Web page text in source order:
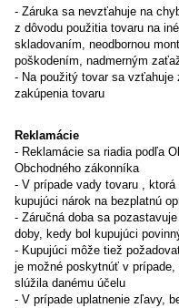
- Záruka sa nevzťahuje na
z dôvodu použitia tovaru na
skladovaním, neodbornou
poškodením, nadmerným
- Na použitý tovar sa vzťahuje
zakúpenia tovaru
Reklamácie
- Reklamácie sa riadia podľa
Obchodného zákonníka
- V prípade vady tovaru ,
kupujúci nárok na bezplatnú
- Záručná doba sa
doby, kedy bol kupujúci
- Kupujúci môže tiež
je možné poskytnúť v
slúžila danému účelu
- V prípade uplatnenie zľavy,